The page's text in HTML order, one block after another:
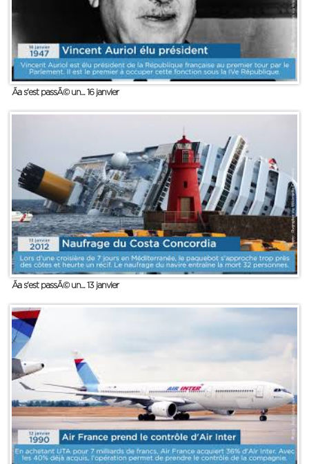
Ãa s'est passÃ© un... 16 janvier
Ãa s'est passÃ© un... 13 janvier